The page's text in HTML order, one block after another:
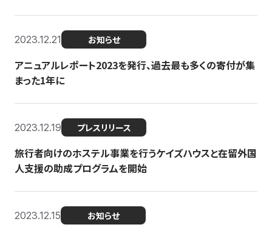
2023.12.21 お知らせ
アニュアルレポート2023を発行、過去最も多くの寄付が集
まった1年に
2023.12.19 プレスリリース
旅行者向けのホステル事業を行うケイズハウスと在留外国
人支援の助成プログラムを開始
2023.12.15 お知らせ